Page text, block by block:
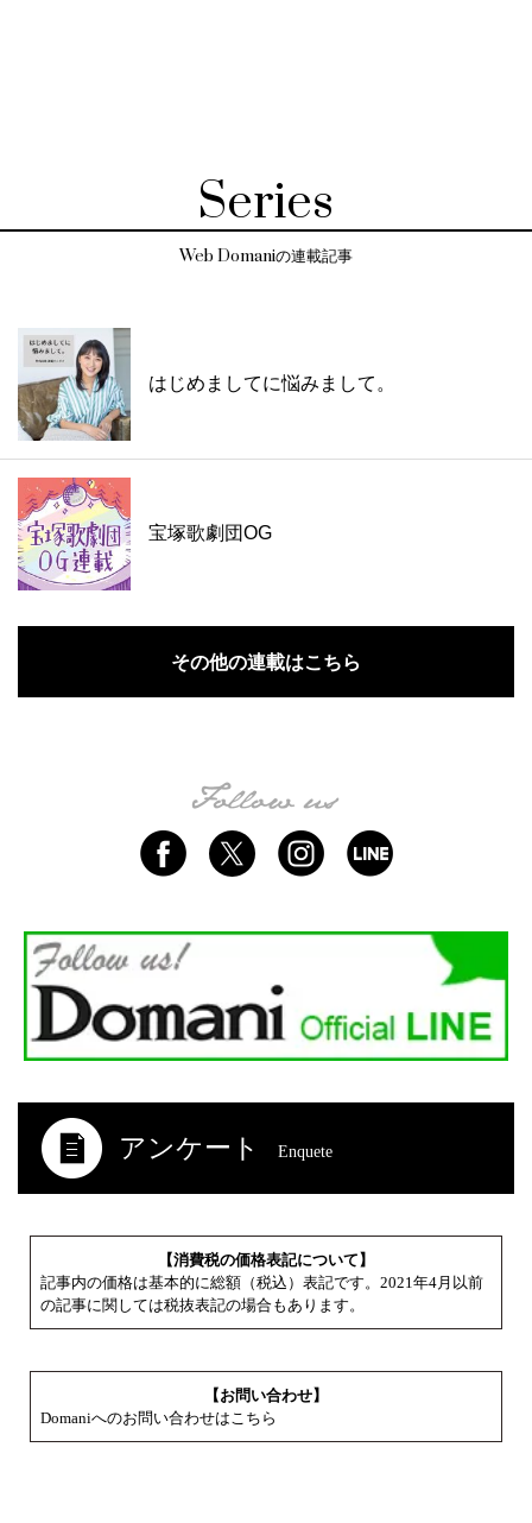
Series
Web Domaniの連載記事
はじめましてに悩みまして。
宝塚歌劇団OG
その他の連載はこちら
アンケート Enquete
【消費税の価格表記について】
記事内の価格は基本的に総額（税込）表記です。2021年4月以前
の記事に関しては税抜表記の場合もあります。
【お問い合わせ】
Domaniへのお問い合わせはこちら